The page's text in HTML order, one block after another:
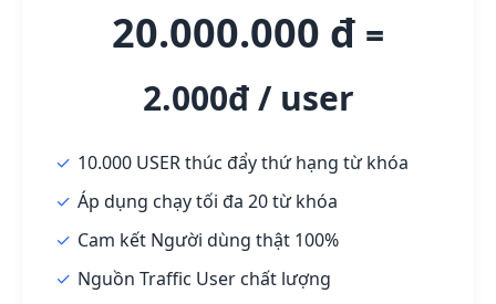
20.000.000 đ =
2.000đ / user
10.000 USER thúc đẩy thứ hạng từ khóa
Áp dụng chạy tối đa 20 từ khóa
Cam kết Người dùng thật 100%
Nguồn Traffic User chất lượng